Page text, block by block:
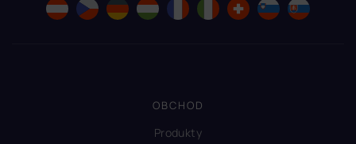
OBCHOD
Produkty